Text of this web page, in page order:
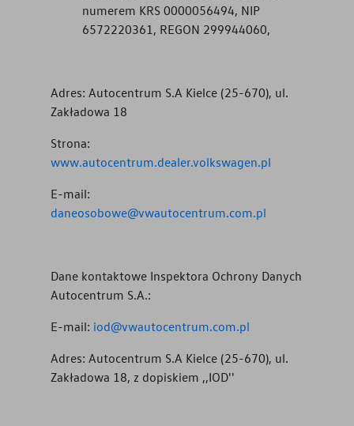
numerem KRS 0000056494, NIP
6572220361, REGON 299944060,
Adres: Autocentrum S.A Kielce (25-670), ul.
Zakładowa 18
Strona:
www.autocentrum.dealer.volkswagen.pl
E-mail:
daneosobowe@vwautocentrum.com.pl
Dane kontaktowe Inspektora Ochrony Danych
Autocentrum S.A.:
E-mail: iod@vwautocentrum.com.pl
Adres: Autocentrum S.A Kielce (25-670), ul.
Zakładowa 18, z dopiskiem ,,IOD''